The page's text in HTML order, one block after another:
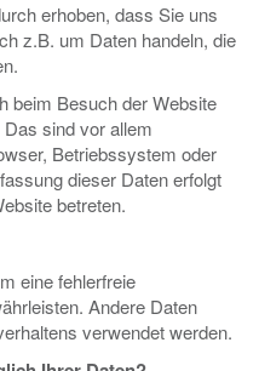
erhoben, dass Sie uns
z.B. um Daten handeln, die
beim Besuch der Website
sind vor allem
Betriebssystem oder
dieser Daten erfolgt
betreten.
eine fehlerfreie
Andere Daten
verwendet werden.